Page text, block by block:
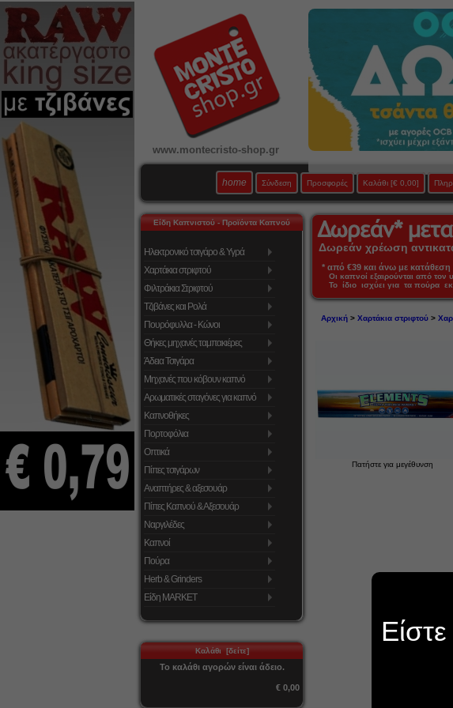
www.montecristo-shop.gr
home Σύνδεση Προσφορές Καλάθι [€ 0,00]
Είδη Καπνιστού - Προϊόντα Καπνού
Ηλεκτρονικό τσιγάρο & Υγρά
Χαρτάκια στριφτού
Φιλτράκια Στριφτού
Τζιβάνες και Ρολά
Πουρόφυλλα - Κώνοι
Θήκες μηχανές ταμπακιέρες
Άδεια Τσιγάρα
Μηχανές που κόβουν καπνό
Αρωματικές σταγόνες για καπνό
Καπνοθήκες
Πορτοφόλια
Οπτικά
Πίπες τσιγάρων
Αναπτήρες & αξεσουάρ
Πίπες Καπνού & Αξεσουάρ
Ναργιλέδες
Καπνοί
Πούρα
Herb & Grinders
Είδη MARKET
Καλάθι [δείτε]
Το καλάθι αγορών είναι άδειο.
€ 0,00
Δωρεάν χρέωση
* από €39 και άνω με
Οι καπνοί εξαιρούνται από
Το ίδιο ισχύει για τα πούρα
Αρχική> Χαρτάκια στριφτού>
Πατήστε για μεγέθυνση